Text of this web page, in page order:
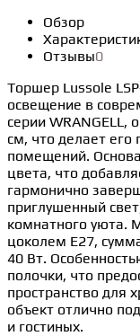
Обзор
Отзывы0
Торшер Lussole
освещение в
серии WRANGELL,
см, что делает
помещений.
цвета, что
гармонично
приглушенный
комнатного уюта.
цоколем E27,
40 Вт.
полочки, что
пространство для
объект отлично
и гостиных.